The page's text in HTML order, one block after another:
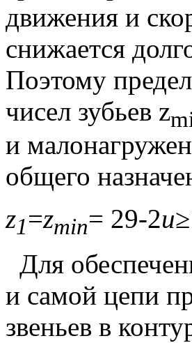
движения и
снижается
Поэтому
чисел зубьев z
и
общего
z1=zmin= 29-2u
Для
и самой цепи
звеньев в